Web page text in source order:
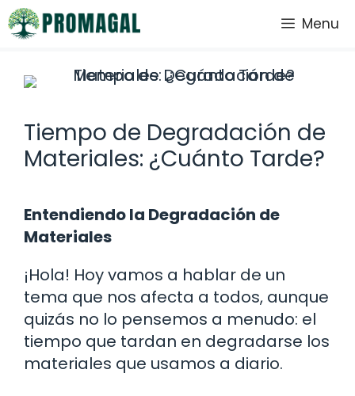
Saltar
al
Menu
Tiempo de Degradación de
Materiales: ¿Cuánto Tarde?
Entendiendo la Degradación de
Materiales
¡Hola! Hoy vamos a hablar de un
tema que nos afecta a todos, aunque
quizás no lo pensemos a menudo: el
tiempo que tardan en degradarse los
materiales que usamos a diario.